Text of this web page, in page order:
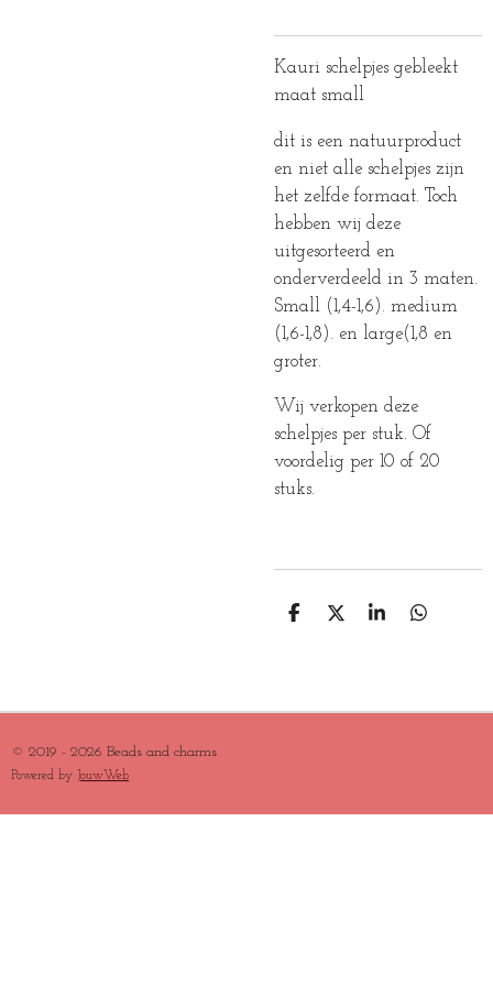
Kauri schelpjes gebleekt
maat small
dit is een natuurproduct
en niet alle schelpjes zijn
het zelfde formaat. Toch
hebben wij deze
uitgesorteerd en
onderverdeeld in 3 maten.
Small (1,4-1,6). medium
(1,6-1,8). en large(1,8 en
groter.
Wij verkopen deze
schelpjes per stuk. Of
voordelig per 10 of 20
stuks.
D
D
S
D
© 2019 - 2026 Beads and charms
Powered by JouwWeb